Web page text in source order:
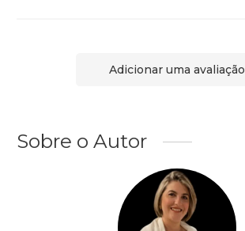
Adicionar uma avaliação
Sobre o Autor